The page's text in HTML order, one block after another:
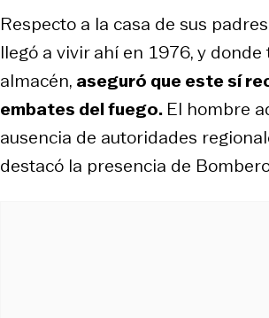
Respecto a la casa de sus
llegó a vivir ahí en 1976, y donde
almacén, aseguró que este sí
embates del fuego. El hombre
ausencia de autoridades
destacó la presencia de